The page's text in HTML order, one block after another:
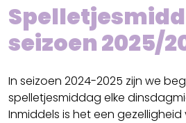
seizoen 2025/
In seizoen 2024-2025 zijn we
spelletjesmiddag elke
Inmiddels is het een gezelligheid